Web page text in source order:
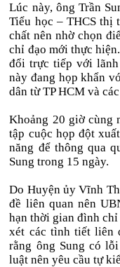
Lúc này, ông Trần
Tiểu học – THCS thị
chất nên nhờ chọn
chỉ đạo mới thực
đổi trực tiếp với
này đang họp khẩn
dân từ TP HCM và
Khoảng 20 giờ cùng
tập cuộc họp đột
năng để thông qua
Sung trong 15 ngày.
Do Huyện ủy Vĩnh
đề liên quan nên
hạn thời gian đình chỉ
xét các tình tiết liên
rằng ông Sung có
luật nên yêu cầu tự